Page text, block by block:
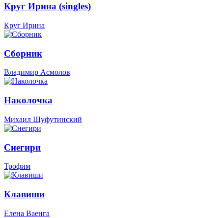
Круг Ирина (singles)
Круг Ирина
Сборник
Владимир Асмолов
Наколочка
Михаил Шуфутинский
Снегири
Трофим
Клавиши
Елена Ваенга